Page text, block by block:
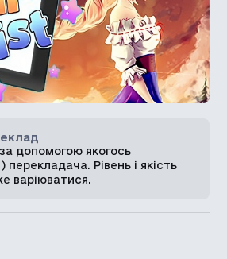
допомогою якогось
Рівень і якість
варіюватися.